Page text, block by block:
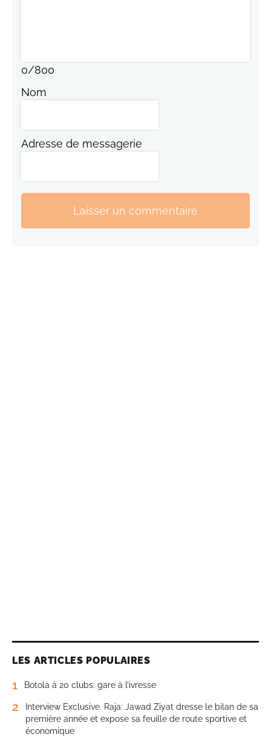
0/800
Nom
Adresse de messagerie
Laisser un commentaire
LES ARTICLES POPULAIRES
1 Botola à 20 clubs: gare à l’ivresse
2
Interview Exclusive. Raja: Jawad Ziyat dresse le bilan de sa
première année et expose sa feuille de route sportive et
économique